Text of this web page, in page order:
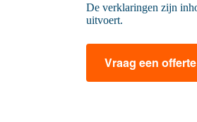
De verklaringen zijn
uitvoert.
Vraag een